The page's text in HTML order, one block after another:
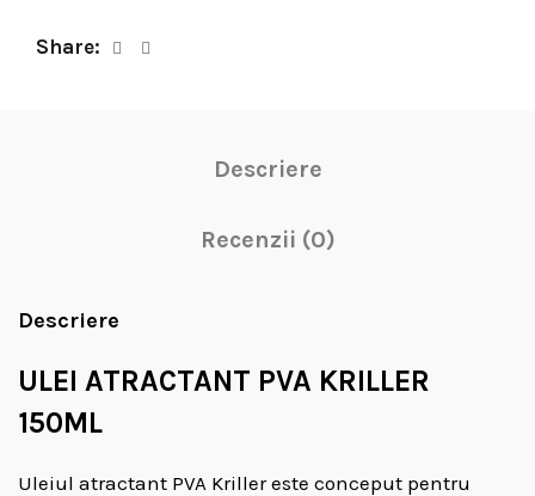
Share
Descriere
Recenzii (0)
Descriere
ULEI ATRACTANT PVA KRILLER
150ML
Uleiul atractant PVA Kriller este conceput pentru